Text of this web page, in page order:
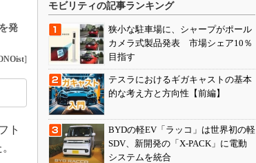
発
]
ト
モビリティの記事ランキング
狭小な駐車場に、シャープがポール
カメラ式製品発表 市場シェア10％
目指す
テスラにおけるギガキャストの基本
的な考え方と方向性【前編】
BYDの軽EV「ラッコ」は世界初の軽
SDV、新開発の「X-PACK」に電動
システムを統合